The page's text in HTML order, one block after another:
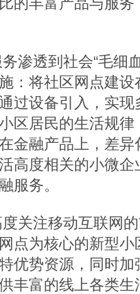
渗透到社会“毛细
：将社区网点建
过设备引入，实
区居民的生活规
金融产品上，差
高度相关的小微
服务。
关注移动互联网
点为核心的新型
优势资源，同时
丰富的线上各类